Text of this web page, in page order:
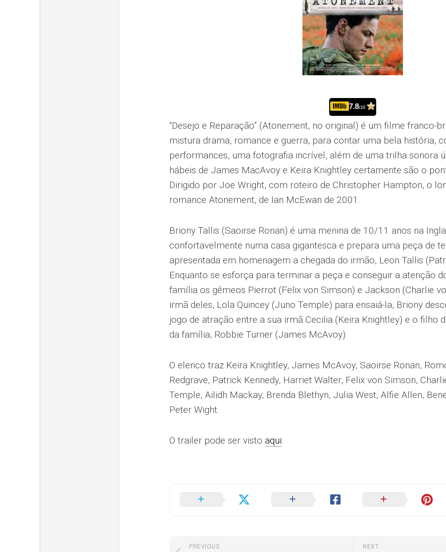
7.8/10
“Desejo e Reparação” (Atonement, no original) é um filme franco-
mistura drama, romance e guerra, para contar uma bela história,
performances, uma fotografia incrível, além de uma trilha sonora
hábeis de James MacAvoy e Keira Knightley certamente são o
Dirigido por Joe Wright, com roteiro de Christopher Hampton, o
romance Atonement, de Ian McEwan de 2001.
Briony Tallis (Saoirse Ronan) é uma menina de 10/11 anos na
confortavelmente numa casa gigantesca e prepara uma peça de
apresentada em homenagem a chegada do irmão, Leon Tallis
Enquanto se esforça para terminar a peça e conseguir a atenção
família os gêmeos Pierrot (Felix von Simson) e Jackson (Charlie
irmã deles, Lola Quincey (Juno Temple) para ensaiá-la, Briony
jogo de atração entre a sua irmã Cecilia (Keira Knightley) e o filho
da família, Robbie Turner (James McAvoy).
O elenco traz Keira Knightley, James McAvoy, Saoirse Ronan,
Redgrave, Patrick Kennedy, Harriet Walter, Felix von Simson,
Temple, Ailidh Mackay, Brenda Blethyn, Julia West, Alfie Allen,
Peter Wight.
O trailer pode ser visto aqui.
NEXT
PREVIOUS